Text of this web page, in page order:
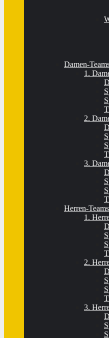
Damen-
1.
2.
3.
Herren-Teams
1.
2.
3.